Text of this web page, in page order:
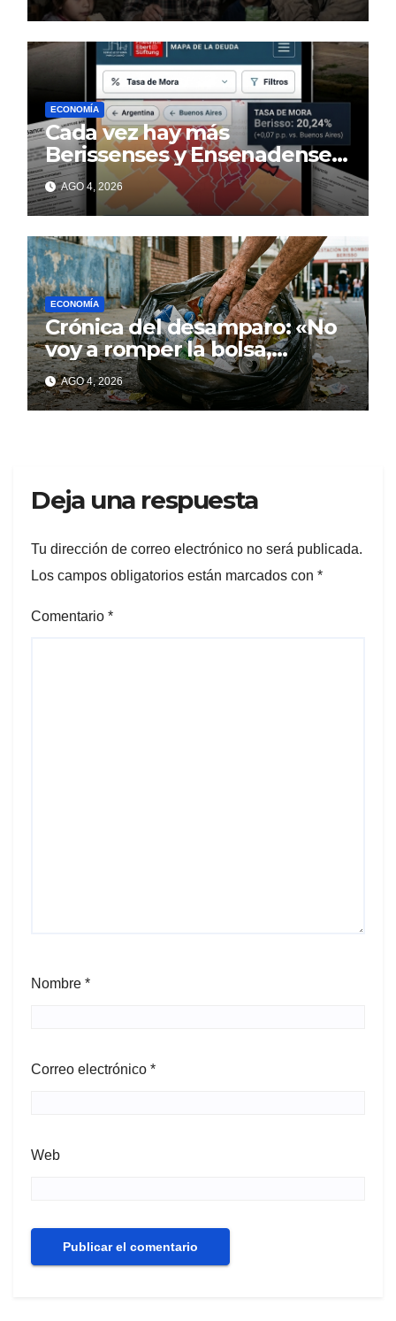
ECONOMÍA
Cada vez hay más
Berissenses y Ensenadenses
con deudas incobrables
AGO 4, 2026
ECONOMÍA
Crónica del desamparo: «No
voy a romper la bolsa,
quédese tranquilo…»
AGO 4, 2026
Deja una respuesta
Tu dirección de correo electrónico no será publicada.
Los campos obligatorios están marcados con *
Comentario *
Nombre *
Correo electrónico *
Web